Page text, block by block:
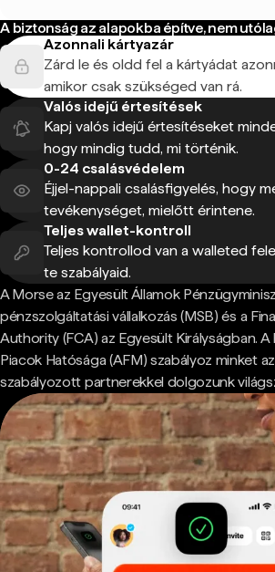
A biztonság az alapokba építve, nem
Azonnali kártyazár
Zárd le és oldd fel a kártyádat
amikor csak szükséged van rá.
Valós idejű értesítések
Kapj valós idejű értesítéseket
hogy mindig tudd, mi történik.
0-24 csalásvédelem
Éjjel-nappali csalásfigyelés, hogy
tevékenységet, mielőtt érintene.
Teljes wallet-kontroll
Teljes kontrollod van a walleted
te szabályaid.
A Morse az Egyesült Államok
pénzszolgáltatási vállalkozás (MSB) és a
Authority (FCA) az Egyesült Királyságban. A
Piacok Hatósága (AFM) szabályoz minket
szabályozott partnerekkel dolgozunk